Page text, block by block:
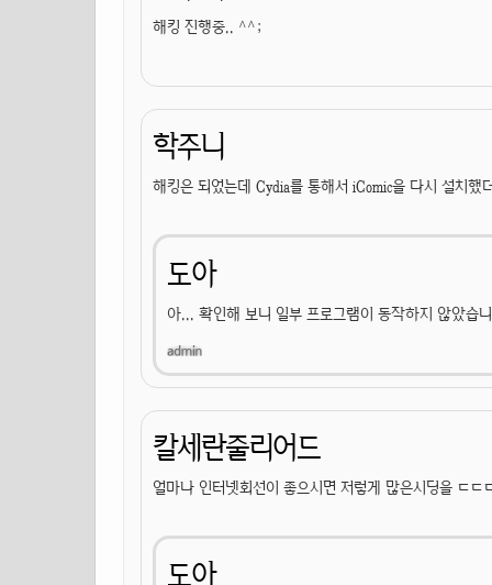
해킹 진행중.. ^^;
학주니
해킹은 되었는데 Cydia를 통해서 iComic을 다시 설치
도아
아... 확인해 보니 일부 프로그램이 동작하지 않았습
칼세란줄리어드
얼마나 인터넷회선이 좋으시면 저렇게 많은시딩을 ㄷㄷ
도아